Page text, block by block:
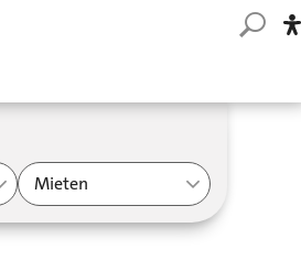
Mieten